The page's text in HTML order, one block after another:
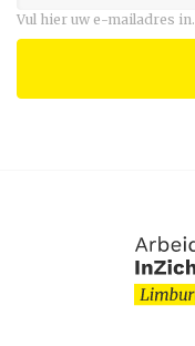
Vul hier uw e-mailadres in.